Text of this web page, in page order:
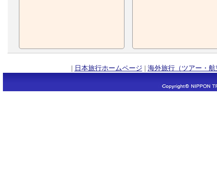
| 日本旅行ホームページ | 海外旅行（ツアー・航